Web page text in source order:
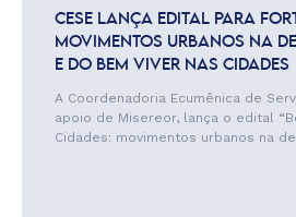
CESE LANÇA EDITAL PARA
MOVIMENTOS URBANOS NA
E DO BEM VIVER NAS CIDADES
A Coordenadoria Ecumênica de
apoio de Misereor, lança o edital
Cidades: movimentos urbanos na